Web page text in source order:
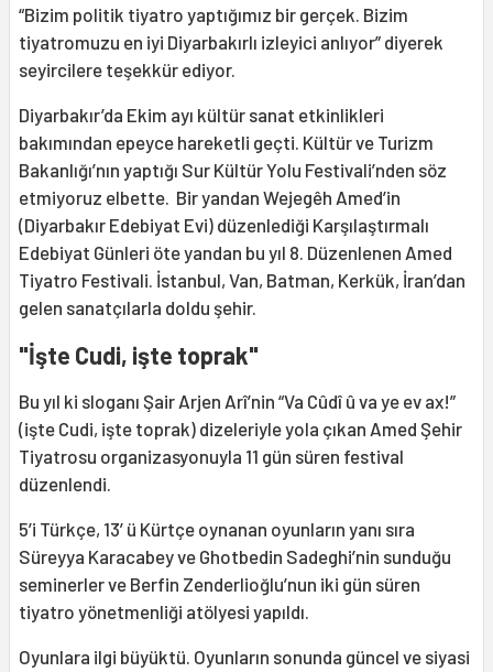
“Bizim politik tiyatro yaptığımız bir gerçek. Bizim
tiyatromuzu en iyi Diyarbakırlı izleyici anlıyor” diyerek
seyircilere teşekkür ediyor.
Diyarbakır’da Ekim ayı kültür sanat etkinlikleri
bakımından epeyce hareketli geçti. Kültür ve Turizm
Bakanlığı’nın yaptığı Sur Kültür Yolu Festivali’nden söz
etmiyoruz elbette. Bir yandan Wejegêh Amed’in
(Diyarbakır Edebiyat Evi) düzenlediği Karşılaştırmalı
Edebiyat Günleri öte yandan bu yıl 8. Düzenlenen Amed
Tiyatro Festivali. İstanbul, Van, Batman, Kerkük, İran’dan
gelen sanatçılarla doldu şehir.
"İşte Cudi, işte toprak"
Bu yıl ki sloganı Şair Arjen Arî’nin “Va Cûdî û va ye ev ax!”
(işte Cudi, işte toprak) dizeleriyle yola çıkan Amed Şehir
Tiyatrosu organizasyonuyla 11 gün süren festival
düzenlendi.
5’i Türkçe, 13’ ü Kürtçe oynanan oyunların yanı sıra
Süreyya Karacabey ve Ghotbedin Sadeghi’nin sunduğu
seminerler ve Berfin Zenderlioğlu’nun iki gün süren
tiyatro yönetmenliği atölyesi yapıldı.
Oyunlara ilgi büyüktü. Oyunların sonunda güncel ve siyasi